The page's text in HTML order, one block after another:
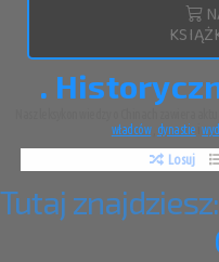
.
władców, dynastie i
Losuj
Tutaj znajdziesz: